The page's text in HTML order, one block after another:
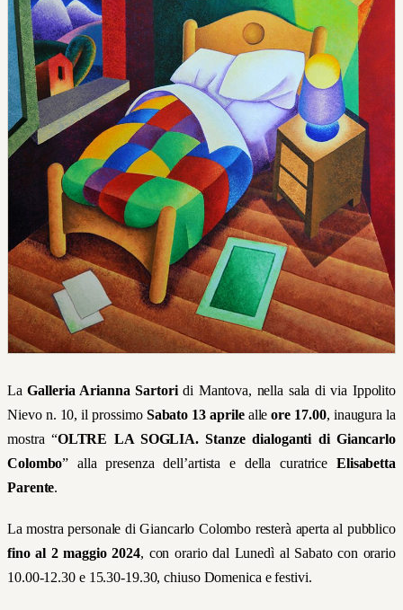
LaGalleria Arianna Sartoridi Mantova, nella sala di via Ippolito
Nievo n. 10, il prossimo Sabato 13 aprilealleore 17.00, inaugura la
mostra “OLTRE LA SOGLIA. Stanze dialoganti di Giancarlo
Colombo” alla presenza dell’artista e della curatrice Elisabetta
Parente.
La mostra personale di Giancarlo Colombo resterà aperta al pubblico
fino al 2 maggio 2024, con orario dal Lunedì al Sabato con orario
10.00-12.30 e 15.30-19.30, chiuso Domenica e festivi.